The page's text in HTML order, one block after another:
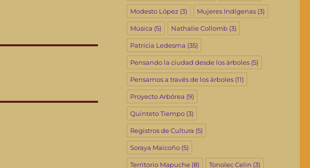
Modesto López (3) Mujeres Indígenas(3)
Música (5) Nathalie Collomb(3)
Patricia Ledesma (35)
Pensando la ciudad desde los árboles(5)
Pensarnos a través de los árboles(11)
Proyecto Arbórea (9)
Quinteto Tiempo(3)
Registros de Cultura (5)
Soraya Maicoño(5)
Territorio Mapuche(8) Tonolec Celin (3)